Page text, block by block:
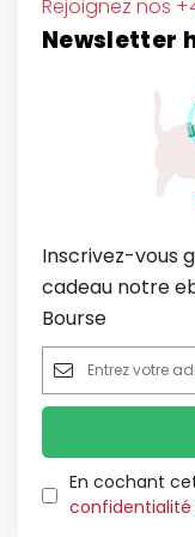
Rejoignez nos
Newsletter
Inscrivez-vous
cadeau notre
Bourse
En cochant
confidentialité